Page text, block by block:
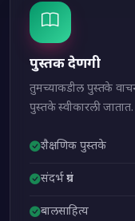
पुस्तक देणगी
तुमच्याकडील पुस्तके
पुस्तके स्वीकारली जातात.
शैक्षणिक पुस्तके
संदर्भ ग्रंथ
बालसाहित्य